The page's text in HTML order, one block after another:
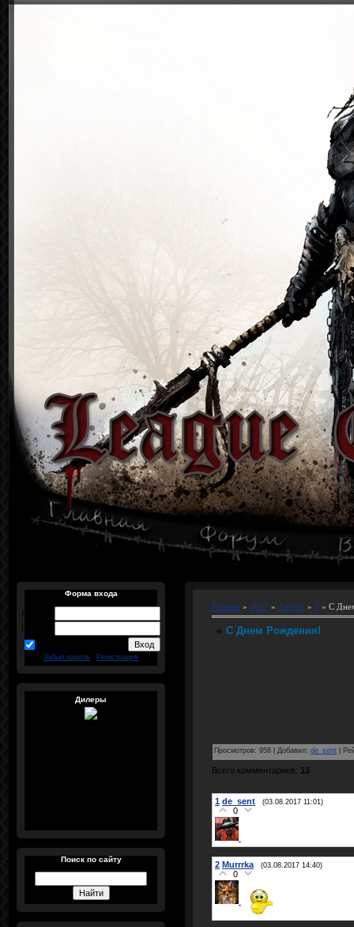
Форма входа
Логин:
Пароль:
Забыл пароль Регистрация
Дилеры
Поиск по сайту
Главная » 2017 » Август » 3 » С
С Днем Рождения!
Просмотров: 956 Добавил: de_sent
Всего комментариев: 13
1 de_sent (03.08.2017 11:01)
0
2 Murrrka (03.08.2017 14:40)
0